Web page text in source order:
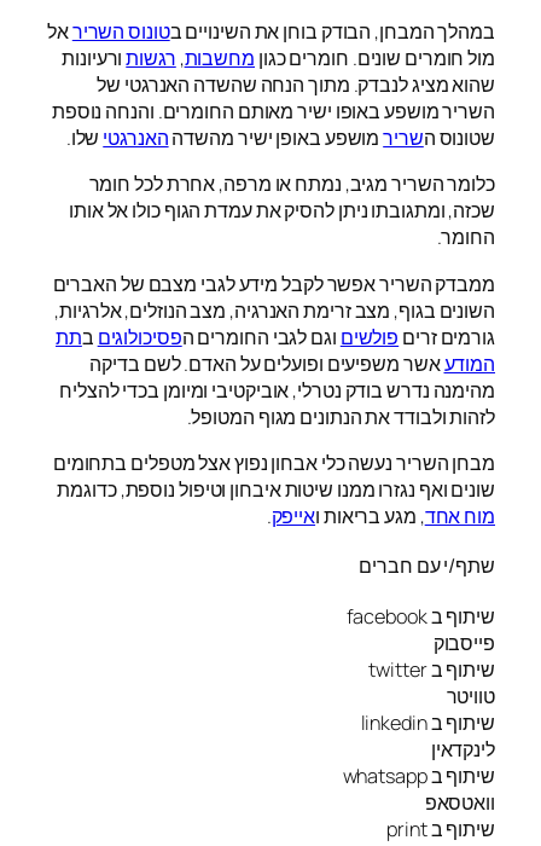
במהלך המבחן, הבודק בוחן את השינויים בטונוס השריראל
מול חומרים שונים. חומרים כגון מחשבות, רגשותורעיונות
שהוא מציג לנבדק. מתוך הנחה שהשדה האנרגטי של
השריר מושפע באופו ישיר מאותם החומרים. והנחה נוספת
שטונוס השרירמושפע באופן ישיר מהשדההאנרגטי שלו.
כלומר השריר מגיב, נמתח או מרפה, אחרת לכל חומר
שכזה, ומתגובתו ניתן להסיק את עמדת הגוף כולו אל אותו
החומר.
ממבדק השריר אפשר לקבל מידע לגבי מצבם של האברים
השונים בגוף, מצב זרימת האנרגיה, מצב הנוזלים, אלרגיות,
גורמים זרים פולשים וגם לגבי החומרים הפסיכולוגים בתת
המודעאשר משפיעים ופועלים על האדם. לשם בדיקה
מהימנה נדרש בודק נטרלי, אוביקטיבי ומיומן בכדי להצליח
לזהות ולבודד את הנתונים מגוף המטופל.
מבחן השריר נעשה כלי אבחון נפוץ אצל מטפלים בתחומים
שונים ואף נגזרו ממנו שיטות איבחון וטיפול נוספת, כדוגמת
מוח אחד, מגע בריאות ואייפק.
שתף/י עם חברים
שיתוף ב facebook
פייסבוק
שיתוף ב twitter
טוויטר
שיתוף ב linkedin
לינקדאין
שיתוף ב whatsapp
וואטסאפ
שיתוף ב print